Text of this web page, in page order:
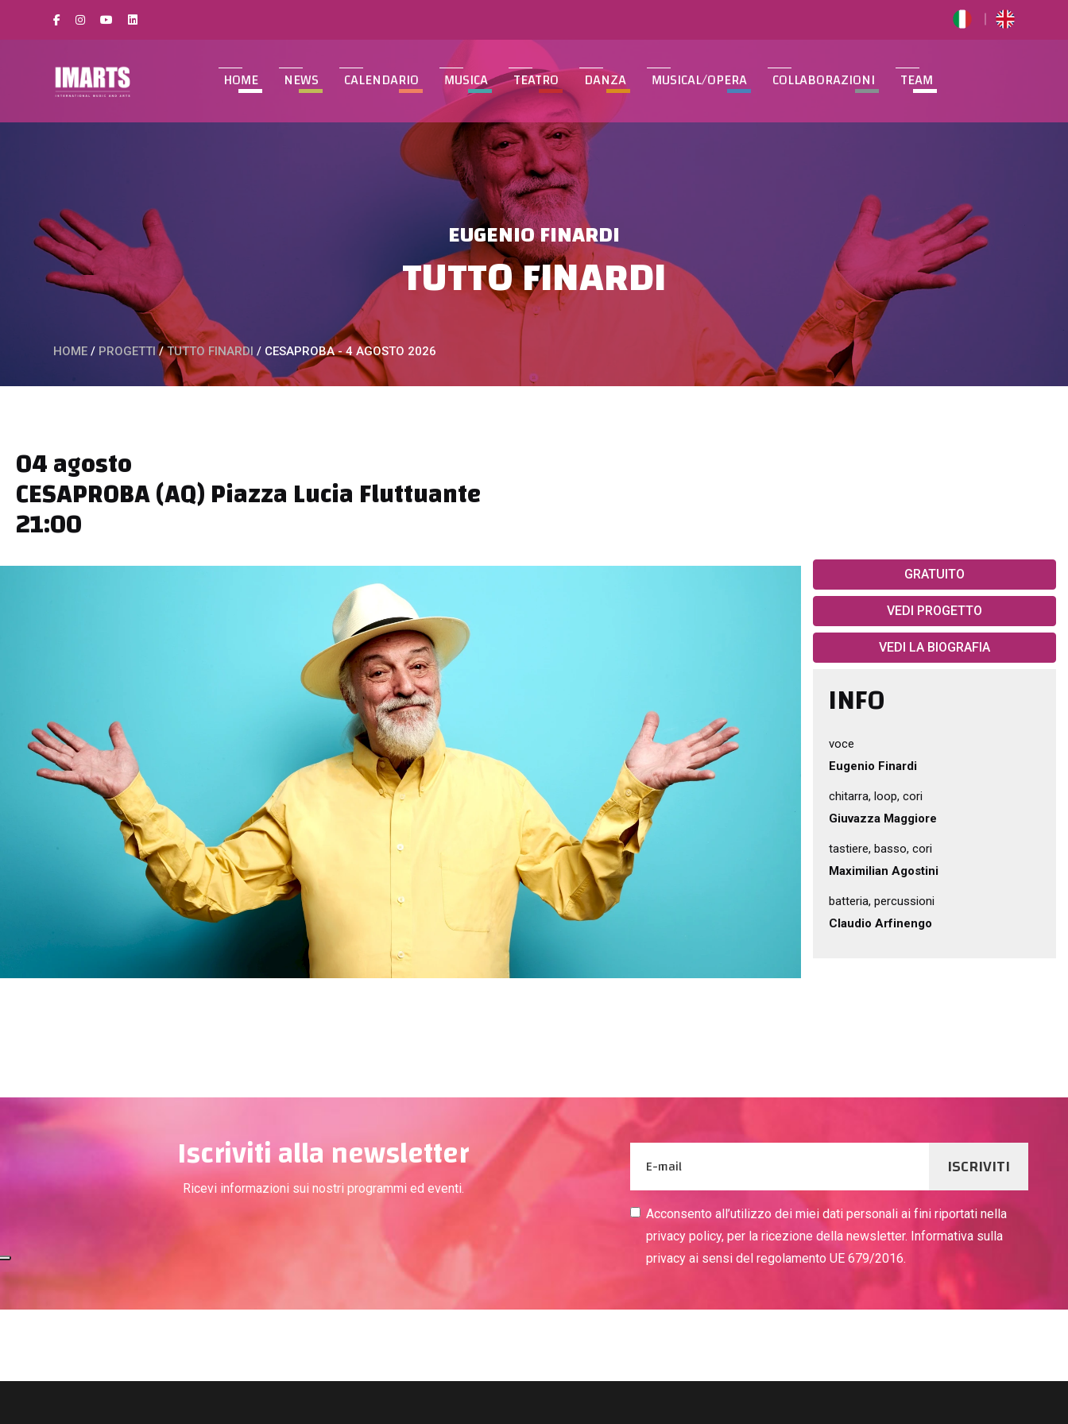
HOME NEWS CALENDARIO MUSICA TEATRO DANZA MUSICAL/OPERA COLLABORAZIONI TEAM
EUGENIO FINARDI
TUTTO FINARDI
HOME / PROGETTI / TUTTO FINARDI / CESAPROBA - 4 AGOSTO 2026
04 agosto
CESAPROBA (AQ) Piazza Lucia Fluttuante
21:00
GRATUITO
VEDI PROGETTO
VEDI LA BIOGRAFIA
INFO
voce
Eugenio Finardi
chitarra, loop, cori
Giuvazza Maggiore
tastiere, basso, cori
Maximilian Agostini
batteria, percussioni
Claudio Arfinengo
Iscriviti alla newsletter
Ricevi informazioni sui nostri programmi ed eventi.
ISCRIVITI
Acconsento all’utilizzo dei miei dati personali ai fini riportati nella
privacy policy, per la ricezione della newsletter. Informativa sulla
privacy ai sensi del regolamento UE 679/2016.